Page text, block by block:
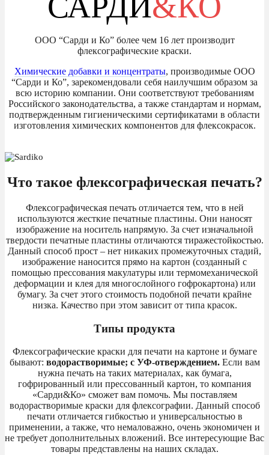
ООО “Сарди и Ко” более чем 16 лет производит
флексографические краски.
Химические добавки и концентраты, производимые ООО
“Сарди и Ко”, зарекомендовали себя наилучшим образом за
всю историю компании. Они соответствуют требованиям
Российского законодательства, а также стандартам и нормам,
подтвержденным гигиеническими сертификатами в области
изготовления химических компонентов для флексокрасок.
Что такое флексографическая печать?
Флексографическая печать отличается тем, что в ней
используются жесткие печатные пластины. Они наносят
изображение на носитель напрямую. За счет изначальной
твердости печатные пластины отличаются тиражестойкостью.
Данный способ прост – нет никаких промежуточных стадий,
изображение наносится прямо на картон (созданный с
помощью прессования макулатуры или термомеханической
деформации и клея для многослойного гофрокартона) или
бумагу. За счет этого стоимость подобной печати крайне
низка. Качество при этом зависит от типа красок.
Типы продукта
Флексографические краски для печати на картоне и бумаге
бывают: водорастворимые; с УФ-отверждением.Если вам
нужна печать на таких материалах, как бумага,
гофрированный или прессованный картон, то компания
«Сарди&Ко» сможет вам помочь. Мы поставляем
водорастворимые краски для флексографии. Данный способ
печати отличается гибкостью и универсальностью в
применении, а также, что немаловажно, очень экономичен и
не требует дополнительных вложений. Все интересующие Вас
товары представлены на наших складах.